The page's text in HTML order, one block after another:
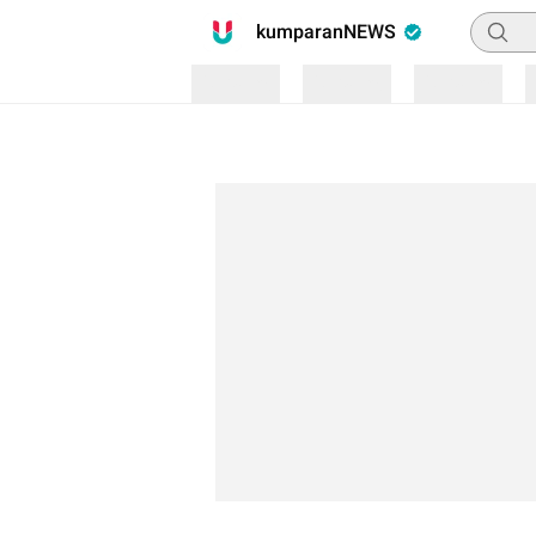
kumparanNEWS